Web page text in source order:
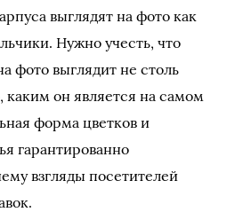
выглядят на фото как
Нужно учесть, что
фото выглядит не столь
каким он является на самом
форма цветков и
гарантированно
взгляды посетителей